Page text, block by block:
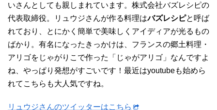
いさんとしても親しまれています。株式会社バズレシピの
代表取締役。リュウジさんが作る料理はバズレシピと呼ば
れており、とにかく簡単で美味しくアイディアが光るもの
ばかり。有名になったきっかけは、フランスの郷土料理・
アリゴをじゃがりこで作った「じゃがアリゴ」なんですよ
ね、やっぱり発想がすごいです！最近はyoutubeも始めら
れてこちらも大人気ですね。
リュウジさんのツイッターはこちら